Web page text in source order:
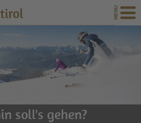
soll's gehen?